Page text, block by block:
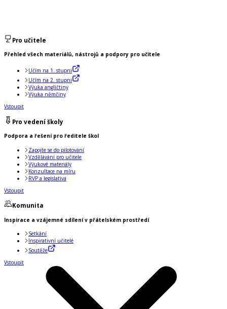
Pro učitele
Přehled všech materiálů, nástrojů a podpory pro učitele
Učím na 1. stupni
Učím na 2. stupni
Výuka angličtiny
Výuka němčiny
Vstoupit
Pro vedení školy
Podpora a řešení pro ředitele škol
Zapojte se do pilotování
Vzdělávání pro učitele
Výukové materiály
Konzultace na míru
RVP a legislativa
Vstoupit
Komunita
Inspirace a vzájemné sdílení v přátelském prostředí
Setkání
Inspirativní učitelé
Soutěže
Vstoupit